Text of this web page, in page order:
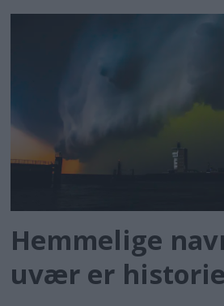
Hemmelige
uvær er historie